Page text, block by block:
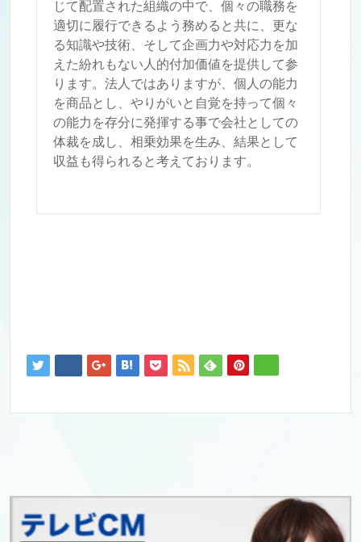
じて配置された組織の中で、個々の職務を
適切に履行できるよう務めると共に、更な
る知識や技術、そして企画力や対応力を加
えた紛れもない人的付加価値を提供して参
ります。法人ではありますが、個人の能力
を商品とし、やりがいと自覚を持って個々
の能力を存分に発揮する事で会社としての
体裁を成し、相乗効果を生み、結果として
収益も得られると考えております。